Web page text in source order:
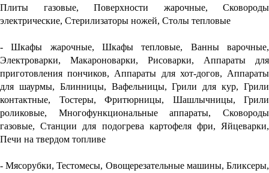
Плиты газовые, Поверхности жарочные, Cковороды
электрические, Стерилизаторы ножей, Столы тепловые
- Шкафы жарочные, Шкафы тепловые, Ванны варочные,
Электроварки, Макароноварки, Рисоварки, Аппараты для
приготовления пончиков, Аппараты для хот-догов, Аппараты
для шаурмы, Блинницы, Вафельницы, Грили для кур, Грили
контактные, Тостеры, Фритюрницы, Шашлычницы, Грили
роликовые, Многофункциональные аппараты, Сковороды
газовые, Станции для подогрева картофеля фри, Яйцеварки,
Печи на твердом топливе
- Мясорубки, Тестомесы, Овощерезательные машины, Бликсеры,